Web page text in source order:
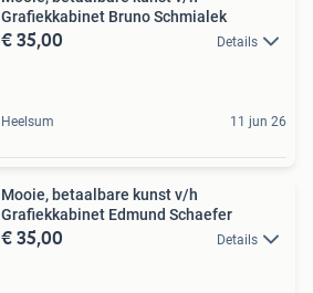
Grafiekkabinet Bruno Schmialek
€ 35,00 Details
Heelsum 11 jun 26
Mooie, betaalbare kunst v/h
Grafiekkabinet Edmund Schaefer
€ 35,00 Details